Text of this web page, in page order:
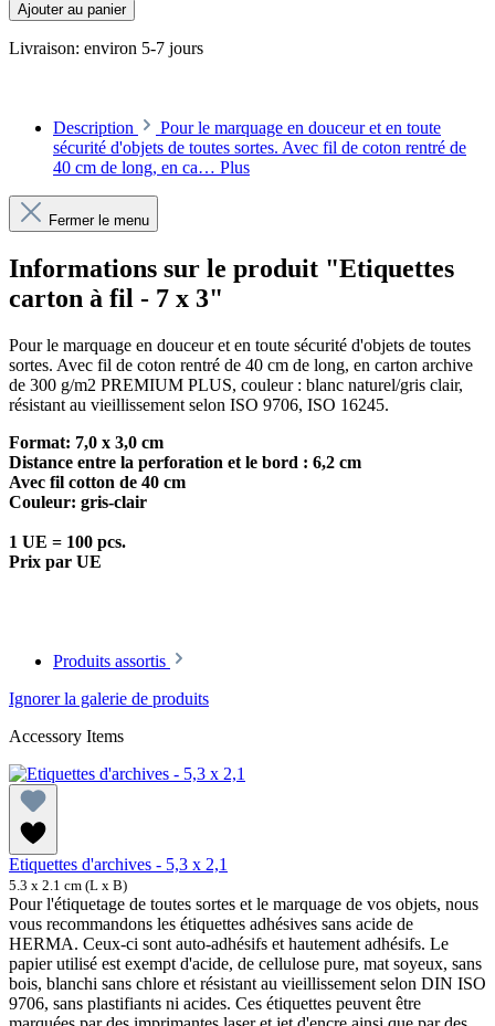
Ajouter au panier
Livraison: environ 5-7 jours
Description
Pour le marquage en douceur et en toute
sécurité d'objets de toutes sortes. Avec fil de coton rentré de
40 cm de long, en ca… Plus
Fermer le menu
Informations sur le produit "Etiquettes
carton à fil - 7 x 3"
Pour le marquage en douceur et en toute sécurité d'objets de toutes
sortes. Avec fil de coton rentré de 40 cm de long, en carton archive
de 300 g/m2 PREMIUM PLUS, couleur : blanc naturel/gris clair,
résistant au vieillissement selon ISO 9706, ISO 16245.
Format: 7,0 x 3,0 cm
Distance entre la perforation et le bord : 6,2 cm
Avec fil cotton de 40 cm
Couleur: gris-clair
1 UE = 100 pcs.
Prix par UE
Produits assortis
Ignorer la galerie de produits
Accessory Items
Etiquettes d'archives - 5,3 x 2,1
5.3 x 2.1 cm (L x B)
Pour l'étiquetage de toutes sortes et le marquage de vos objets, nous
vous recommandons les étiquettes adhésives sans acide de
HERMA. Ceux-ci sont auto-adhésifs et hautement adhésifs. Le
papier utilisé est exempt d'acide, de cellulose pure, mat soyeux, sans
bois, blanchi sans chlore et résistant au vieillissement selon DIN ISO
9706, sans plastifiants ni acides. Ces étiquettes peuvent être